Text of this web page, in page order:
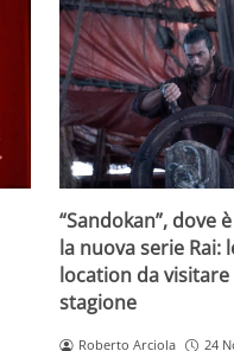
“Sandokan”, dove
la nuova serie Rai:
location da
stagione
Roberto Arciola 24